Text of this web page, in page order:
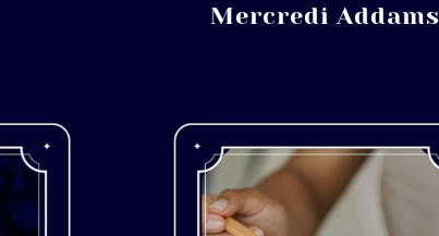
Mercredi Addams